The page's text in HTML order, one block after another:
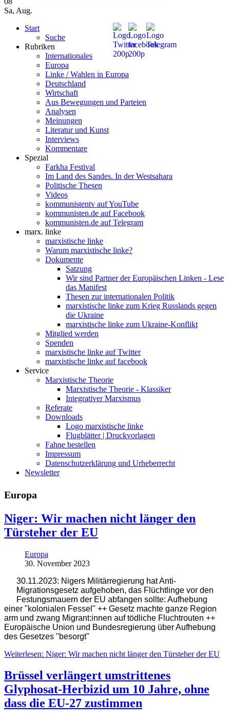
Sa, Aug.
Start
Suche
Rubriken
Internationales
Europa
Linke / Wahlen in Europa
Deutschland
Wirtschaft
Aus Bewegungen und Parteien
Analysen
Meinungen
Literatur und Kunst
Interviews
Kommentare
Spezial
Farkha Festival
Im Land des Sandes. In der Westsahara
Politische Thesen
Videos
kommunistentv auf YouTube
kommunisten.de auf Facebook
kommunisten.de auf Telegram
marx. linke
marxistische linke
Warum marxistische linke?
Dokumente
Satzung
Wir sind Partner der Europäischen Linken - Lese
das Manifest
Thesen zur internationalen Politik
marxistische linke zum Krieg Russlands gegen
die Ukraine
marxistische linke zum Ukraine-Konflikt
Mitglied werden
Spenden
marxistische linke auf Twitter
marxistische linke auf facebook
Service
Marxistische Theorie
Marxistische Theorie - Klassiker
Integrativer Marxismus
Referate
Downloads
Logo marxistische linke
Flugblätter | Druckvorlagen
Fahne bestellen
Impressum
Datenschutzerklärung und Urheberrecht
Newsletter
Europa
Niger: Wir machen nicht länger den
Türsteher der EU
Europa
30. November 2023
30.11.2023: Nigers Militärregierung hat Anti-
Migrationsgesetz aufgehoben, das Flüchtlinge vor den
Festungsmauern der EU abfangen sollte: Aufhebung
einer "kolonialen Fessel" ++ Gesetz machte ganze Region
arm und zwang Migrant:innen auf tödliche Fluchtrouten ++
Europäische Union und Bundesregierung über Aufhebung
des Gesetzes "besorgt"
Weiterlesen: Niger: Wir machen nicht länger den Türsteher der EU
Brüssel verlängert umstrittenes
Glyphosat-Herbizid um 10 Jahre, ohne
dass die EU-27 zustimmen